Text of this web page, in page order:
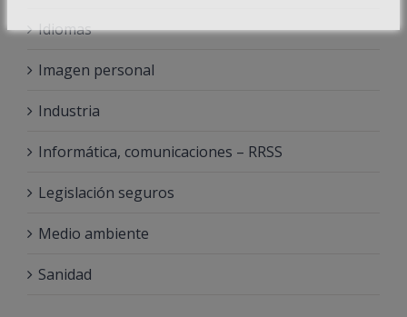
Idiomas
Imagen personal
Industria
Informática, comunicaciones – RRSS
Legislación seguros
Medio ambiente
Sanidad